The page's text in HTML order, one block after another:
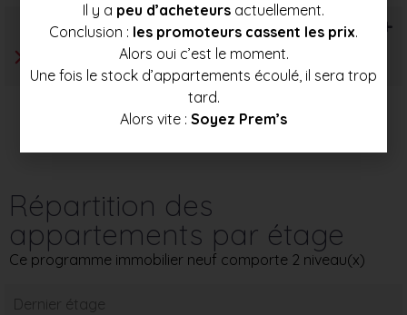
T6+
Répartition des
appartements par étage
Ce programme immobilier neuf comporte 2 niveau(x)
Dernier étage
Il y a peu d’acheteurs actuellement.
Conclusion : les promoteurs cassent les prix.
Alors oui c’est le moment.
Une fois le stock d’appartements écoulé, il sera trop
tard.
Alors vite : Soyez Prem’s